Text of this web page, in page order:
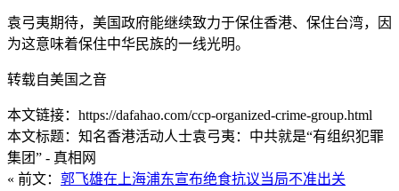
袁弓夷期待，美国政府能继续致力于保住香港、保住台湾，因
为这意味着保住中华民族的一线光明。
转载自美国之音
本文链接：https://dafahao.com/ccp-organized-crime-group.html
本文标题：知名香港活动人士袁弓夷：中共就是“有组织犯罪
集团” - 真相网
« 前文： 郭飞雄在上海浦东宣布绝食抗议当局不准出关